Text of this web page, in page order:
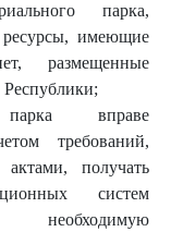
парка,
имеющие
размещенные
вправе
требований,
актами, получать
систем